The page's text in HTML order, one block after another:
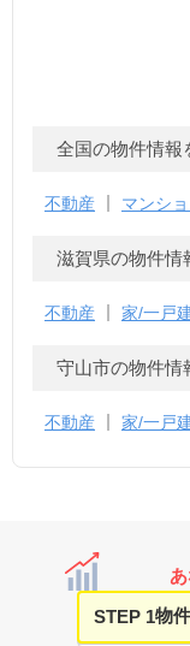
全国の物件情報
不動産 マンシ
滋賀県の物件情
不動産 家/一戸
守山市の物件情
不動産 家/一戸
STEP 1